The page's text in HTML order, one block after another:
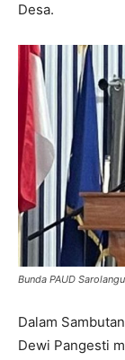
Desa.
Bunda PAUD
Dalam
Dewi Pangesti